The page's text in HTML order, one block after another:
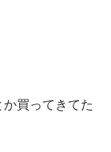
買ってきてた